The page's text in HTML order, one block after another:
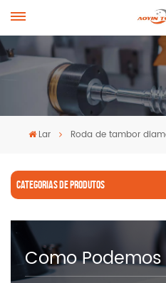
Lar Roda de tambor
CATEGORIAS DE PRODUTOS
Como